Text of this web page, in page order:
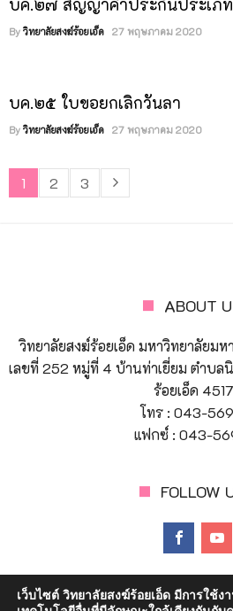
บค.๒๗ สัญญาค้ำประกันประเภ
By วิทยาลัยสงฆ์ร้อยเอ็ด 27 พฤษภาคม 2020
บค.๒๕ ใบขอยกเลิกวันลา
By วิทยาลัยสงฆ์ร้อยเอ็ด 27 พฤษภาคม 2020
1 2 3
ABOUT
วิทยาลัยสงฆ์ร้อยเอ็ด มหาวิทยาลัยม
เลขที่ 252 หมู่ที่ 4 บ้านท่าเยี่ยม ตำบล
ร้อยเอ็ด
โทร : 043-
แฟกซ์ : 043-
FOLLOW
เว็บไซต์ วิทยาลัยสงฆ์ร้อยเอ็ด มีการใช้ง